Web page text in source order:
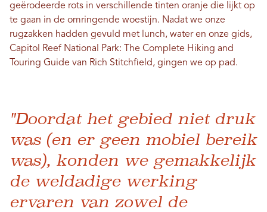
geërodeerde rots in verschillende tinten oranje die lijkt op
te gaan in de omringende woestijn. Nadat we onze
rugzakken hadden gevuld met lunch, water en onze gids,
Capitol Reef National Park: The Complete Hiking and
Touring Guide van Rich Stitchfield, gingen we op pad.
"Doordat het gebied niet druk
was (en er geen mobiel bereik
was), konden we gemakkelijk
de weldadige werking
ervaren van zowel de